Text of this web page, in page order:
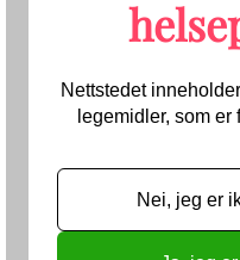
Nettstedet
legemidler, som
Nei, jeg er